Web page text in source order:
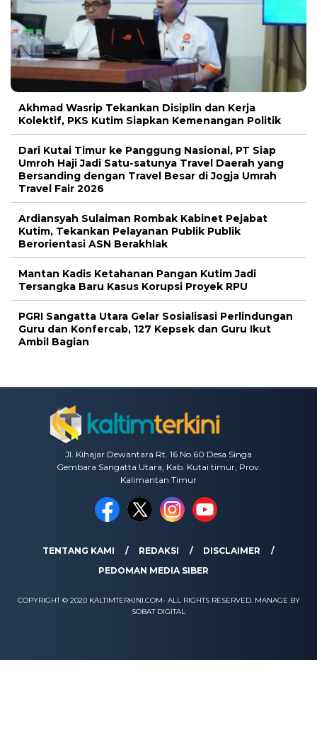
Akhmad Wasrip Tekankan Disiplin dan Kerja
Kolektif, PKS Kutim Siapkan Kemenangan Politik
Dari Kutai Timur ke Panggung Nasional, PT Siap
Umroh Haji Jadi Satu-satunya Travel Daerah yang
Bersanding dengan Travel Besar di Jogja Umrah
Travel Fair 2026
Ardiansyah Sulaiman Rombak Kabinet Pejabat
Kutim, Tekankan Pelayanan Publik Publik
Berorientasi ASN Berakhlak
Mantan Kadis Ketahanan Pangan Kutim Jadi
Tersangka Baru Kasus Korupsi Proyek RPU
PGRI Sangatta Utara Gelar Sosialisasi Perlindungan
Guru dan Konfercab, 127 Kepsek dan Guru Ikut
Ambil Bagian
Jl. Kihajar Dewantara Rt. 16 No.60 Desa Singa
Gembara Sangatta Utara, Kab. Kutai timur, Prov.
Kalimantan Timur
TENTANG KAMI REDAKSI
DISCLAIMER
PEDOMAN MEDIA SIBER
COPYRIGHT © 2020 KALTIMTERKINI.COM- ALL RIGHTS RESERVED. MANAGE BY
SOBAT DIGITAL